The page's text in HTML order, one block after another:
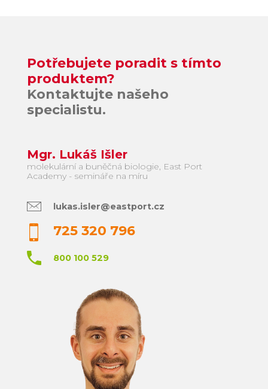
Potřebujete poradit s tímto
produktem?
Kontaktujte našeho
specialistu.
Mgr. Lukáš Išler
molekulární a buněčná biologie, East Port
Academy - semináře na míru
lukas.isler@eastport.cz
725 320 796
800 100 529